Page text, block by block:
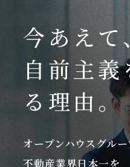
今あえて
自前主
る理由。
オープンハウスグル
不動産業界日本一を